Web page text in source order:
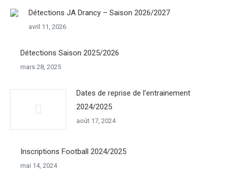
Détections JA Drancy – Saison 2026/2027
avril 11, 2026
Détections Saison 2025/2026
mars 28, 2025
Dates de reprise de l’entrainement
2024/2025
août 17, 2024
Inscriptions Football 2024/2025
mai 14, 2024